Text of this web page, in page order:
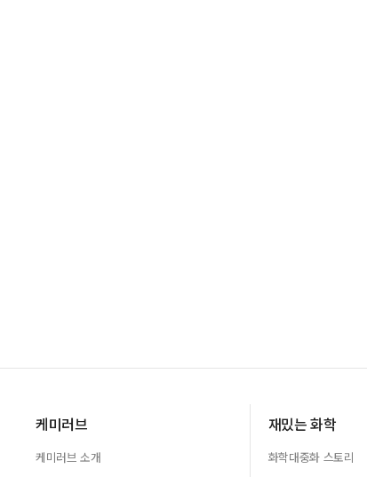
케미러브
케미러브 소개
재밌는 화학
화학대중화 스토리